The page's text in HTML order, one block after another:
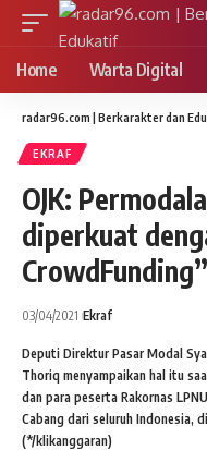
Home Warta Digital
radar96.com | Berkarakter dan
EKRAF
OJK:
diperkuat
CrowdFunding”
03/04/2021 Ekraf
Deputi Direktur Pasar Modal
Thoriq menyampaikan hal itu
dan para peserta Rakornas
Cabang dari seluruh Indonesia,
(*/klikanggaran)